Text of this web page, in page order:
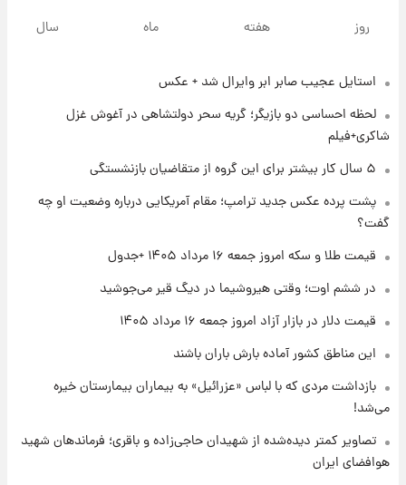
روزها پربارش‌تر خواهند بود؟
۱ روز پیش
شد؛ تیکدری، محبی و سرگیف با اعداد ویژه
۱ روز پیش
شد+فیلم
۱ روز پیش
امروز پنجشنبه ۱۵ مرداد ۱۴۰۵ +جدول
قیمت طلا و سکه امروز پنجشنبه ۱۵ مرداد ۱۴۰۵
شارژ جدید کالابرگ برای سه دهک؛ جزئیات اعلام
روز هفته ماه سال
استایل عجیب صابر ابر وایرال شد + عکس
لحظه احساسی دو بازیگر؛ گریه سحر دولتشاهی در آغوش غزل
شاکری+فیلم
۵ سال کار بیشتر برای این گروه از متقاضیان بازنشستگی
پشت پرده عکس جدید ترامپ؛ مقام آمریکایی درباره وضعیت او چه
گفت؟
قیمت طلا و سکه امروز جمعه ۱۶ مرداد ۱۴۰۵ +جدول
در ششم اوت؛ وقتی هیروشیما در دیگ قیر می‌جوشید
قیمت دلار در بازار آزاد امروز جمعه ۱۶ مرداد ۱۴۰۵
این مناطق کشور آماده بارش باران باشند
بازداشت مردی که با لباس «عزرائیل» به بیماران بیمارستان خیره
می‌شد!
تصاویر کمتر دیده‌شده از شهیدان حاجی‌زاده و باقری؛ فرماندهان شهید
هوافضای ایران